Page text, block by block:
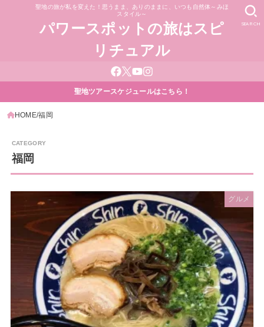
聖地の旅が私を変えた！思うまま、ありのままに、いつも自然体～みほ
スタイル～
パワースポットの旅はスピ
リチュアル
SEARCH
聖地ツアースケジュールはこちら！
HOME 福岡
福岡
グルメ